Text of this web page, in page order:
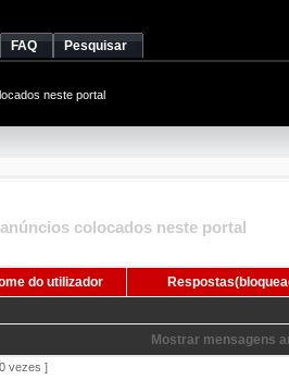
FAQ Pesquisar
neste portal
colocados neste portal
do utilizador
Mostrar mensagens
vezes ]